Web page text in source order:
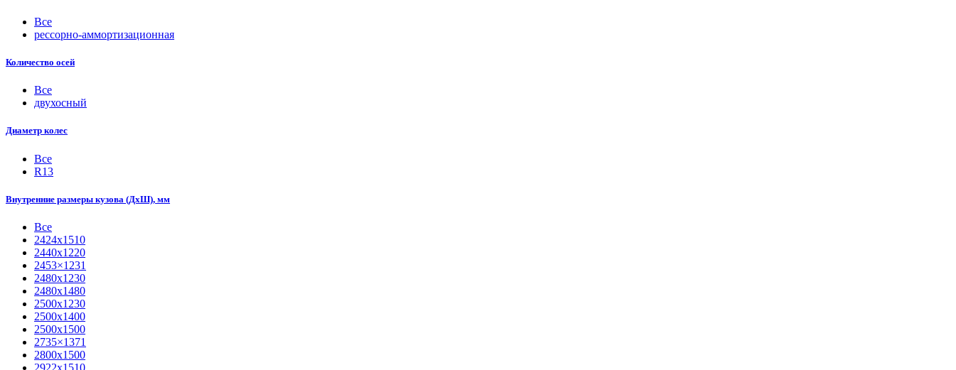
Все
рессорно-аммортизационная
Количество осей
Все
двухосный
Диаметр колес
Все
R13
Внутренние размеры кузова (ДхШ), мм
Все
2424х1510
2440х1220
2453×1231
2480х1230
2480х1480
2500х1230
2500х1400
2500х1500
2735×1371
2800х1500
2922х1510